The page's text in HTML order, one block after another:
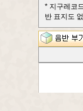
* 지구레코
반 표지도